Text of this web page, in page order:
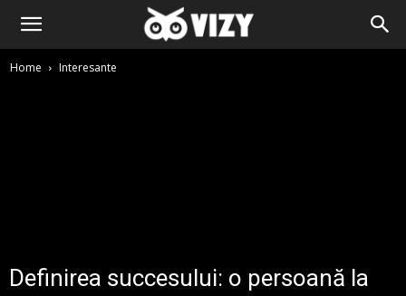
Home Interesante
Definirea succesului: o persoană la